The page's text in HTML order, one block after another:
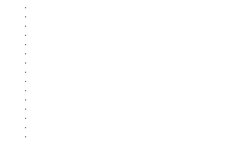
.
.
.
.
.
.
.
.
.
.
.
.
.
.
.